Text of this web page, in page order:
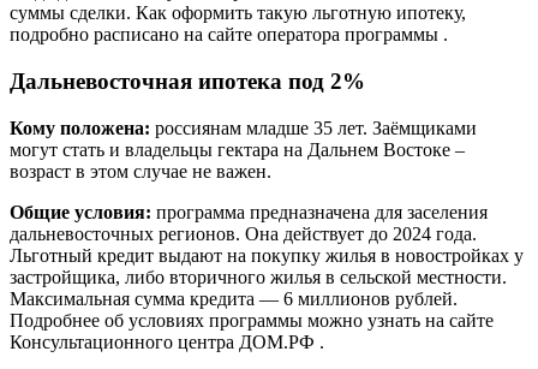
суммы сделки. Как оформить такую льготную ипотеку,
подробно расписано на сайте оператора программы .
Дальневосточная ипотека под 2%
Кому положена: россиянам младше 35 лет. Заёмщиками
могут стать и владельцы гектара на Дальнем Востоке –
возраст в этом случае не важен.
Общие условия: программа предназначена для заселения
дальневосточных регионов. Она действует до 2024 года.
Льготный кредит выдают на покупку жилья в новостройках у
застройщика, либо вторичного жилья в сельской местности.
Максимальная сумма кредита — 6 миллионов рублей.
Подробнее об условиях программы можно узнать на сайте
Консультационного центра ДОМ.РФ .